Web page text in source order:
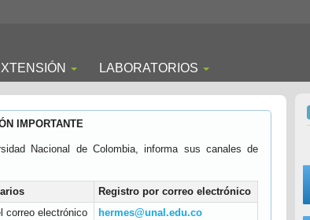
LABORATORIOS
IMPORTANTE
Nacional de Colombia, informa sus canales de
Registro por correo electrónico
correo electrónico
hermes@unal.edu.co